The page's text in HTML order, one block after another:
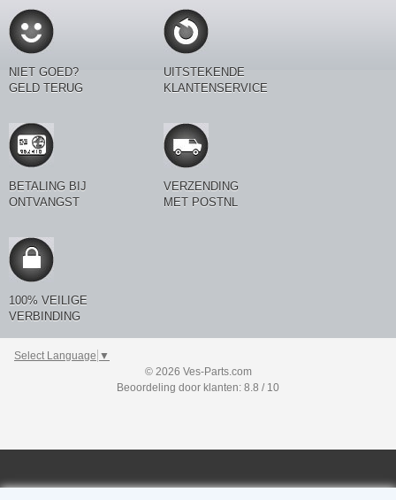
NIET GOED?
GELD TERUG
UITSTEKENDE
KLANTENSERVICE
BETALING BIJ
ONTVANGST
VERZENDING
MET POSTNL
100% VEILIGE
VERBINDING
Select Language ▼
© 2026 Ves-Parts.com
Beoordeling door klanten: 8.8 / 10